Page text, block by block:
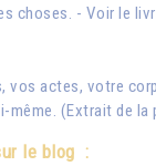
choses. - Voir le
actes, votre
même. (Extrait de
le blog :